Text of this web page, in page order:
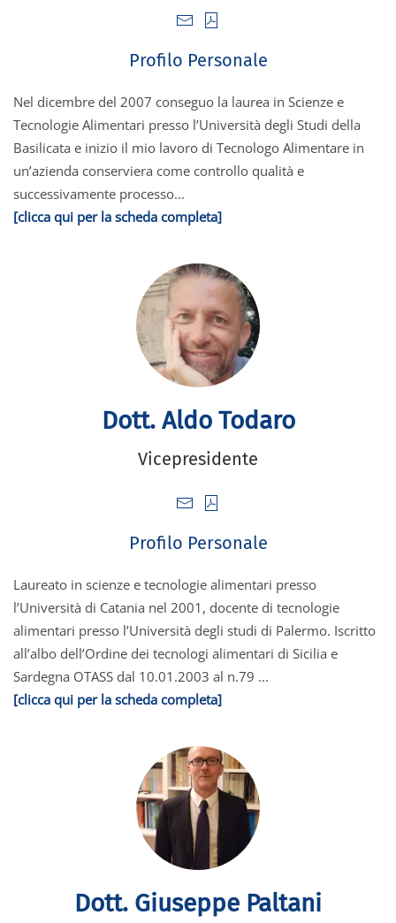
Profilo Personale
Nel dicembre del 2007 conseguo la laurea in Scienze e
Tecnologie Alimentari presso l’Università degli Studi della
Basilicata e inizio il mio lavoro di Tecnologo Alimentare in
un’azienda conserviera come controllo qualità e
successivamente processo...
[clicca qui per la scheda completa]
Dott. Aldo Todaro
Vicepresidente
Profilo Personale
Laureato in scienze e tecnologie alimentari presso
l’Università di Catania nel 2001, docente di tecnologie
alimentari presso l’Università degli studi di Palermo. Iscritto
all’albo dell’Ordine dei tecnologi alimentari di Sicilia e
Sardegna OTASS dal 10.01.2003 al n.79 ...
[clicca qui per la scheda completa]
Dott. Giuseppe Paltani